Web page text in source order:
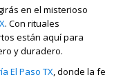
en el misterioso
. Con rituales
están aquí para
y duradero.
El Paso TX, donde la fe